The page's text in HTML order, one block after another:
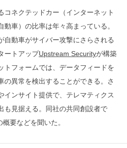
コネクテッドカー（インターネット
車）の比率は年々高まっている。
自動車がサイバー攻撃にさらされる
ートアップUpstream Securityが構築
トフォームでは、データフィードを
の異常を検出することができる。さ
インサイト提供で、テレマティクス
も見据える。同社の共同創設者で
要などを聞いた。